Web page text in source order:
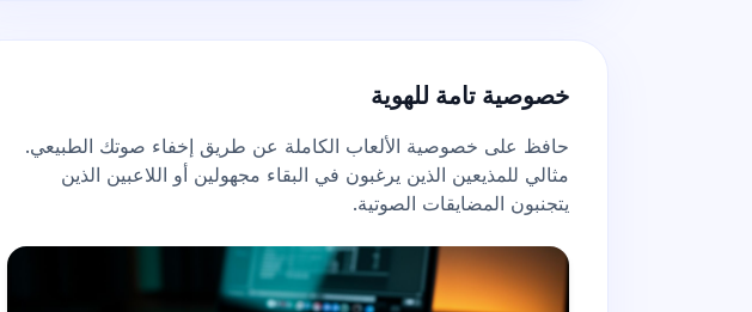
خصوصية تامة للهوية
حافظ على خصوصية الألعاب الكاملة عن طريق إخفاء صوتك الطبيعي.
مثالي للمذيعين الذين يرغبون في البقاء مجهولين أو اللاعبين الذين
يتجنبون المضايقات الصوتية.